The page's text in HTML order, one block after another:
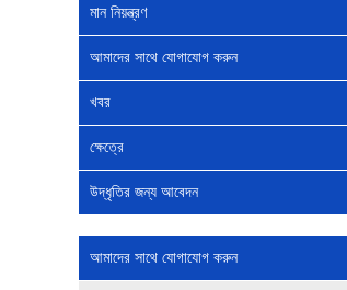
মান নিয়ন্ত্রণ
আমাদের সাথে যোগাযোগ করুন
খবর
ক্ষেত্রে
উদ্ধৃতির জন্য আবেদন
আমাদের সাথে যোগাযোগ করুন